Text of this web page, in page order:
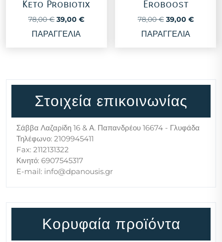
Keto Probiotix
78,00€ Original
price
was:
39,00€Η
ΠΑΡΑΓΓΕΛΙΑ
Eroboost
78,00€ Original
price
was:
39,00 €Η
ΠΑΡΑΓΓΕΛΙΑ
Στοιχεία επικοινωνίας
Σάββα Λαζαρίδη 16 & Α. Παπανδρέου 16674 - Γλυφάδα
Τηλέφωνο: 2109945411
Fax: 2112131322
Κινητό: 6907545317
E-mail: info@dpanousis.gr
Κορυφαία προϊόντα